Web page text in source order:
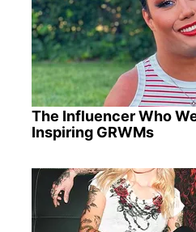
The Influencer Who
Inspiring GRWMs